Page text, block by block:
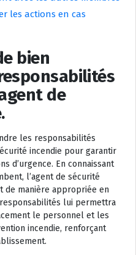
les actions en cas
bien
de
les responsabilités
incendie pour garantir
d’urgence. En connaissant
l’agent de sécurité
de manière appropriée en
responsabilités lui permettra
le personnel et les
incendie, renforçant